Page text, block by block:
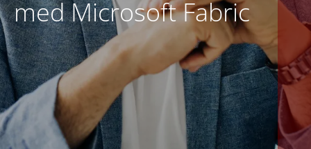
KONTAKT OS
med Microsoft Fabric